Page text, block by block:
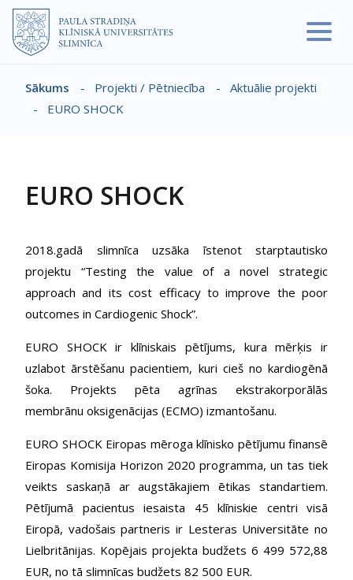
Pārlekt uz galveno saturu
Atpakaļceļš
Sākums - Projekti / Pētniecība -
Aktuālie projekti
-
EURO SHOCK
EURO SHOCK
2018.gadā slimnīca uzsāka īstenot starptautisko
projektu “Testing the value of a novel strategic
approach and its cost efficacy to improve the poor
outcomes in Cardiogenic Shock”.
EURO SHOCK ir klīniskais pētījums, kura mērķis ir
uzlabot ārstēšanu pacientiem, kuri cieš no kardiogēnā
šoka. Projekts pēta agrīnas ekstrakorporālās
membrānu oksigenācijas (ECMO) izmantošanu.
EURO SHOCK Eiropas mēroga klīnisko pētījumu finansē
Eiropas Komisija Horizon 2020 programma, un tas tiek
veikts saskaņā ar augstākajiem ētikas standartiem.
Pētījumā pacientus iesaista 45 klīniskie centri visā
Eiropā, vadošais partneris ir Lesteras Universitāte no
Lielbritānijas. Kopējais projekta budžets 6 499 572,88
EUR, no tā slimnīcas budžets 82 500 EUR.